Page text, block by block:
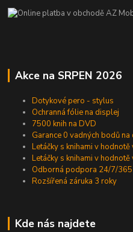
Akce na SRPEN 2026
Dotykové pero - stylus
Ochranná fólie na displej
7500 knih na DVD
Garance 0 vadných bodů
Letáčky s knihami v
Letáčky s knihami v hodnotě
Odborná podpora 24/7/365
Rozšířená záruka 3 roky
Kde nás najdete